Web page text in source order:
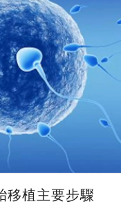
移植主要步驟